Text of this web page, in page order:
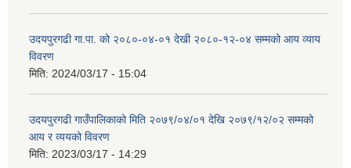
उदयपुरगढी गा.पा. को २०८०-०४-०१ देखी २०८०-१२-०४ सम्मको आय व्याय
विवरण
मिति: 2024/03/17 - 15:04
उदयपुरगढी गाउँपालिकाको मिति २०७९/०४/०१ देखि २०७९/१२/०२ सम्मको
आय र व्ययको विवरण
मिति: 2023/03/17 - 14:29